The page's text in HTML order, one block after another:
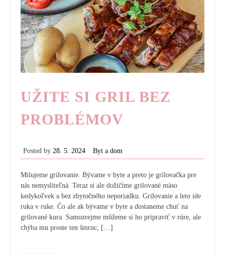
UŽITE SI GRIL BEZ
PROBLÉMOV
Posted by 28. 5. 2024 Byt a dom
Milujeme grilovanie. Bývame v byte a preto je grilovačka pre
nás nemysliteľná. Teraz si ale dožičíme grilované mäso
kedykoľvek a bez zbytočného neporiadku. Grilovanie a leto ide
ruka v ruke. Čo ale ak bývame v byte a dostaneme chuť na
grilované kura. Samozrejme môžeme si ho pripraviť v rúre, ale
chýba mu proste ten šmrnc, […]